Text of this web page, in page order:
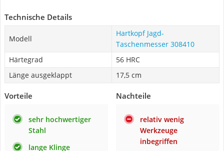
Technische Details
Modell
Hartkopf Jagd-
Taschenmesser 308410
Härtegrad
56 HRC
Länge ausgeklappt
17,5 cm
Vorteile
sehr hochwertiger
Stahl
lange Klinge
Nachteile
relativ wenig
Werkzeuge
inbegriffen